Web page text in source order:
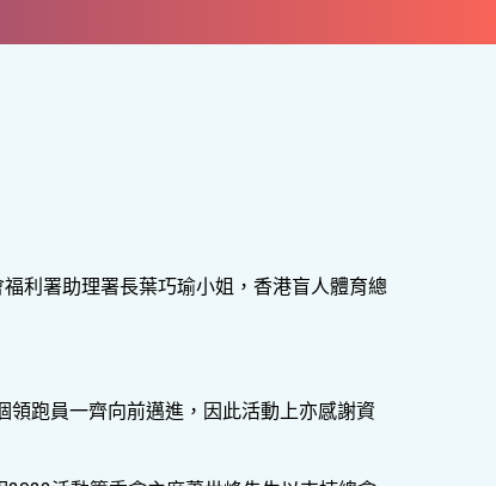
利署助理署長葉巧瑜小姐，香港盲人體育總
跑員一齊向前邁進，因此活動上亦感謝資